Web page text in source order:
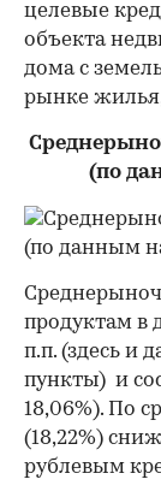
целевые
объекта
дома с
рынке жилья,
(по
продуктам в
п.п. (здесь и
пункты) и
18,06%). По
(18,22%)
рублевым